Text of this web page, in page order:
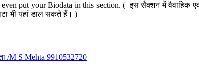
put your Biodata in this section. ( इस सैक्शन में वैवाहिक
भी यहां डाल सकते हैं। )
/M S Mehta 9910532720